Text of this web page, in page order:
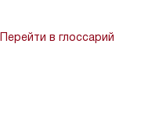
Перейти в глоссарий